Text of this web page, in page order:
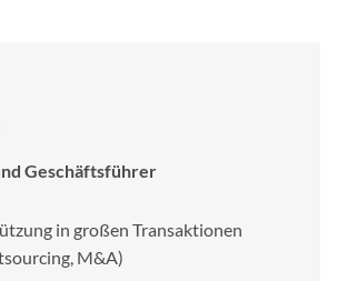
Geschäftsführer
in großen Transaktionen
M&A)